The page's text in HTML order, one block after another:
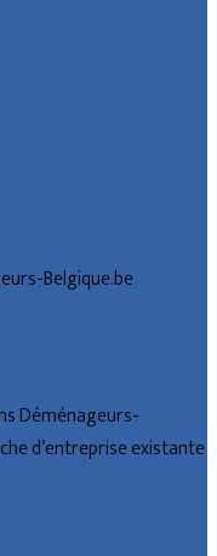
Belgique.be
Déménageurs-
d’entreprise existante